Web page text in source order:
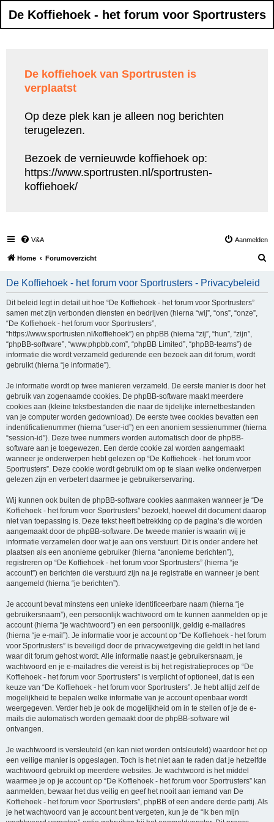
De Koffiehoek - het forum voor Sportrusters
De koffiehoek van Sportrusten is
verplaatst
Op deze plek kan je alleen nog berichten
terugelezen.
Bezoek de vernieuwde koffiehoek op:
https://www.sportrusten.nl/sportrusten-
koffiehoek/
V&A Aanmelden
Home Forumoverzicht
De Koffiehoek - het forum voor Sportrusters - Privacybeleid
Dit beleid legt in detail uit hoe “De Koffiehoek - het forum voor Sportrusters”
samen met zijn verbonden diensten en bedrijven (hierna “wij”, “ons”, “onze”,
“De Koffiehoek - het forum voor Sportrusters”,
“https://www.sportrusten.nl/koffiehoek”) en phpBB (hierna “zij”, “hun”, “zijn”,
“phpBB-software”, “www.phpbb.com”, “phpBB Limited”, “phpBB-teams”) de
informatie die wordt verzameld gedurende een bezoek aan dit forum, wordt
gebruikt (hierna “je informatie”).
Je informatie wordt op twee manieren verzameld. De eerste manier is door het
gebruik van zogenaamde cookies. De phpBB-software maakt meerdere
cookies aan (kleine tekstbestanden die naar de tijdelijke internetbestanden
van je computer worden gedownload). De eerste twee cookies bevatten een
indentificatienummer (hierna “user-id”) en een anoniem sessienummer (hierna
“session-id”). Deze twee nummers worden automatisch door de phpBB-
software aan je toegewezen. Een derde cookie zal worden aangemaakt
wanneer je onderwerpen hebt gelezen op “De Koffiehoek - het forum voor
Sportrusters”. Deze cookie wordt gebruikt om op te slaan welke onderwerpen
gelezen zijn en verbetert daarmee je gebruikerservaring.
Wij kunnen ook buiten de phpBB-software cookies aanmaken wanneer je “De
Koffiehoek - het forum voor Sportrusters” bezoekt, hoewel dit document daarop
niet van toepassing is. Deze tekst heeft betrekking op de pagina’s die worden
aangemaakt door de phpBB-software. De tweede manier is waarin wij je
informatie verzamelen door wat je aan ons verstuurt. Dit is onder andere het
plaatsen als een anonieme gebruiker (hierna “anonieme berichten”),
registreren op “De Koffiehoek - het forum voor Sportrusters” (hierna “je
account”) en berichten die verstuurd zijn na je registratie en wanneer je bent
aangemeld (hierna “je berichten”).
Je account bevat minstens een unieke identificeerbare naam (hierna “je
gebruikersnaam”), een persoonlijk wachtwoord om te kunnen aanmelden op je
account (hierna “je wachtwoord”) en een persoonlijk, geldig e-mailadres
(hierna “je e-mail”). Je informatie voor je account op “De Koffiehoek - het forum
voor Sportrusters” is beveiligd door de privacywetgeving die geldt in het land
waar dit forum gehost wordt. Alle informatie naast je gebruikersnaam, je
wachtwoord en je e-mailadres die vereist is bij het registratieproces op “De
Koffiehoek - het forum voor Sportrusters” is verplicht of optioneel, dat is een
keuze van “De Koffiehoek - het forum voor Sportrusters”. Je hebt altijd zelf de
mogelijkheid te bepalen welke informatie van je account openbaar wordt
weergegeven. Verder heb je ook de mogelijkheid om in te stellen of je de e-
mails die automatisch worden gemaakt door de phpBB-software wil
ontvangen.
Je wachtwoord is versleuteld (en kan niet worden ontsleuteld) waardoor het op
een veilige manier is opgeslagen. Toch is het niet aan te raden dat je hetzelfde
wachtwoord gebruikt op meerdere websites. Je wachtwoord is het middel
waarmee je op je account op “De Koffiehoek - het forum voor Sportrusters” kan
aanmelden, bewaar het dus veilig en geef het nooit aan iemand van De
Koffiehoek - het forum voor Sportrusters”, phpBB of een andere derde partij. Als
je het wachtwoord van je account bent vergeten, kun je de “Ik ben mijn